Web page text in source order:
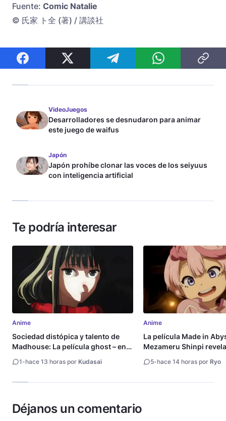
Fuente: Comic Natalie
© 氏家 ト全 (著) / 講談社
VideoJuegos
Desarrolladores se desnudaron para animar
este juego de waifus
Japón
Japón prohíbe clonar las voces de los seiyuus
con inteligencia artificial
Te podría interesar
Anime
Sociedad distópica y talento de
Madhouse: La película ghost – end
1-hace 13 horas por Kudasai
Anime
La película Made in
Mezameru Shinpi
5-hace 14 horas por Ryo
Déjanos un comentario